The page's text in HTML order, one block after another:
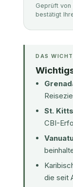
Geprüft von
bestätigt
DAS
St.
CBI-
die seit